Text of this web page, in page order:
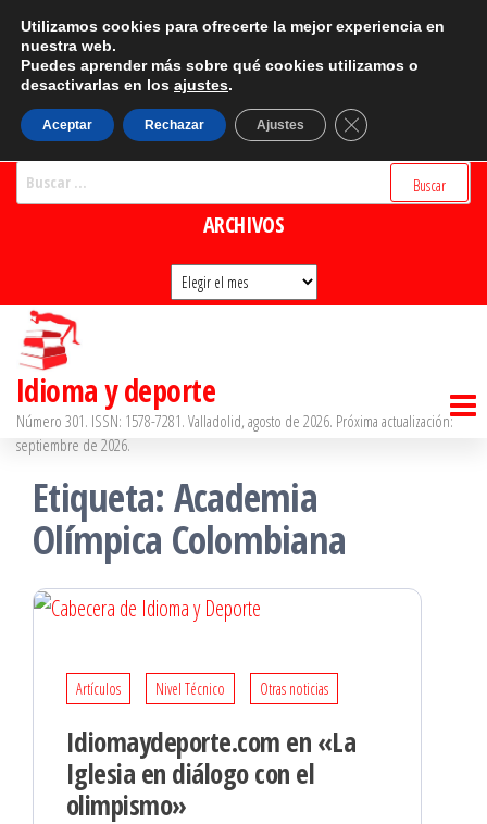
Saltar
contenido
CATEGORÍAS
Categorías
BUSCADOR
ARCHIVOS
Archivos
Idioma y deporte
Número 301. ISSN: 1578-7281. Valladolid, agosto de 2026. Próxima actualización:
septiembre de 2026.
Etiqueta: Academia
Olímpica Colombiana
Artículos Nivel Técnico Otras noticias
Idiomaydeporte.com en «La
Iglesia en diálogo con el
olimpismo»
Utilizamos cookies para ofrecerte la mejor experiencia en
nuestra web.
Puedes aprender más sobre qué cookies utilizamos o
desactivarlas en los ajustes.
Aceptar Rechazar Ajustes Cerrar el banner